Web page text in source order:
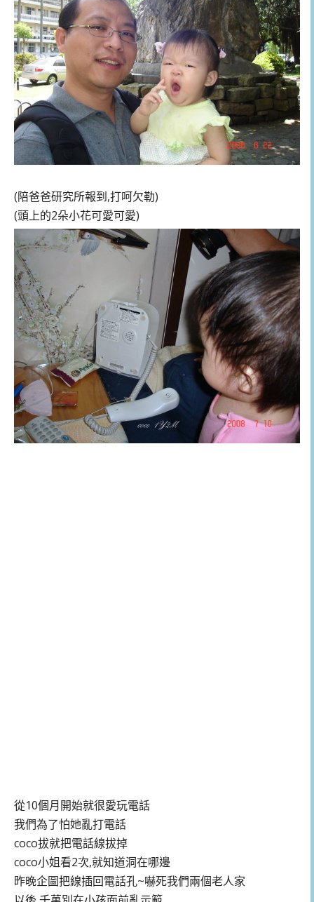
(陪爸爸研究所報到,打呵欠勒)
(頭上的2朵小花可愛可愛)
從10個月開始就很愛玩電話
我們為了怕她亂打電話
coco拔就把電話線拔掉
coco小姐看2次,就知道洞在哪邊
昨晚企圖把線插回電話孔~嚇死我們兩個老人家